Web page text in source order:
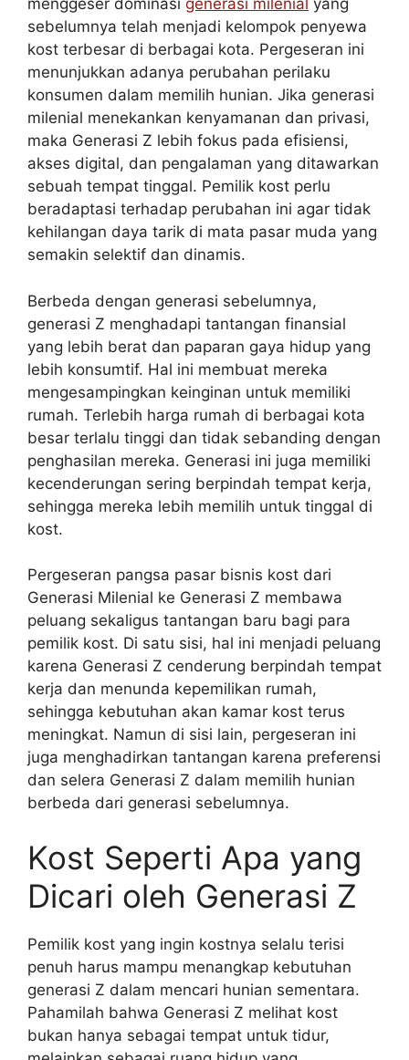
menggeser dominasi generasi milenial yang
sebelumnya telah menjadi kelompok penyewa
kost terbesar di berbagai kota. Pergeseran ini
menunjukkan adanya perubahan perilaku
konsumen dalam memilih hunian. Jika generasi
milenial menekankan kenyamanan dan privasi,
maka Generasi Z lebih fokus pada efisiensi,
akses digital, dan pengalaman yang ditawarkan
sebuah tempat tinggal. Pemilik kost perlu
beradaptasi terhadap perubahan ini agar tidak
kehilangan daya tarik di mata pasar muda yang
semakin selektif dan dinamis.
Berbeda dengan generasi sebelumnya,
generasi Z menghadapi tantangan finansial
yang lebih berat dan paparan gaya hidup yang
lebih konsumtif. Hal ini membuat mereka
mengesampingkan keinginan untuk memiliki
rumah. Terlebih harga rumah di berbagai kota
besar terlalu tinggi dan tidak sebanding dengan
penghasilan mereka. Generasi ini juga memiliki
kecenderungan sering berpindah tempat kerja,
sehingga mereka lebih memilih untuk tinggal di
kost.
Pergeseran pangsa pasar bisnis kost dari
Generasi Milenial ke Generasi Z membawa
peluang sekaligus tantangan baru bagi para
pemilik kost. Di satu sisi, hal ini menjadi peluang
karena Generasi Z cenderung berpindah tempat
kerja dan menunda kepemilikan rumah,
sehingga kebutuhan akan kamar kost terus
meningkat. Namun di sisi lain, pergeseran ini
juga menghadirkan tantangan karena preferensi
dan selera Generasi Z dalam memilih hunian
berbeda dari generasi sebelumnya.
Kost Seperti Apa yang
Dicari oleh Generasi Z
Pemilik kost yang ingin kostnya selalu terisi
penuh harus mampu menangkap kebutuhan
generasi Z dalam mencari hunian sementara.
Pahamilah bahwa Generasi Z melihat kost
bukan hanya sebagai tempat untuk tidur,